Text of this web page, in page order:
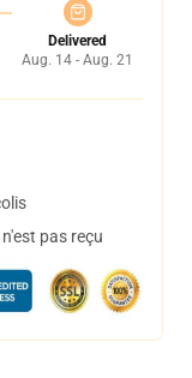
Delivered
Aug. 14 - Aug. 21
pas reçu